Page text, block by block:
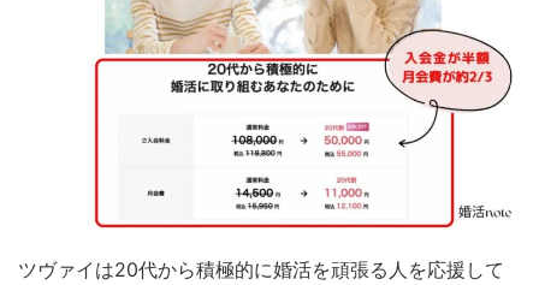
ツヴァイは20代から積極的に婚活を頑張る人を応援して